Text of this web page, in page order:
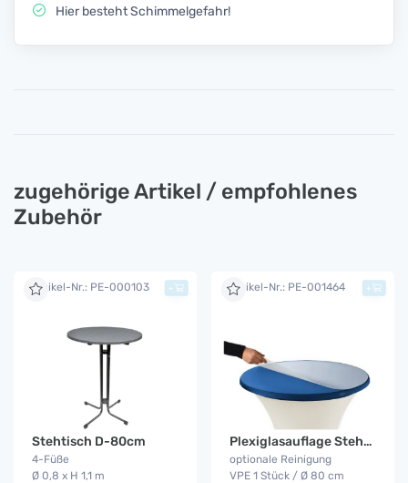
Hier besteht Schimmelgefahr!
zugehörige Artikel / empfohlenes
Zubehör
Artikel-Nr.: PE-000103
Stehtisch D-80cm
4-Füße
Ø 0,8 x H 1,1 m
+ Artikel-Nr.: PE-001464
Plexiglasauflage Stehtisch
optionale Reinigung
VPE 1 Stück / Ø 80 cm
+